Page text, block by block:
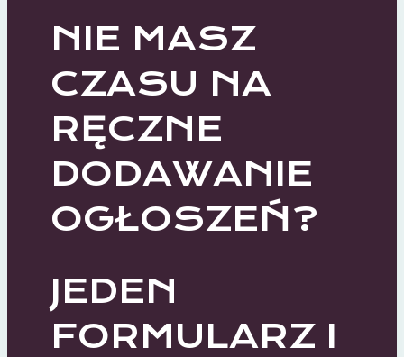
NIE MASZ
CZASU NA
RĘCZNE
DODAWANIE
OGŁOSZEŃ?
JEDEN
FORMULARZ I